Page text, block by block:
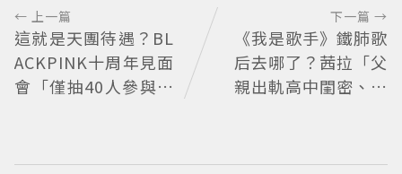
← 上一篇
這就是天團待遇？BL
ACKPINK十周年見面
會「僅抽40人參與」
下一篇 →
《我是歌手》鐵肺歌
后去哪了？茜拉「父
親出軌高中閨密、冒